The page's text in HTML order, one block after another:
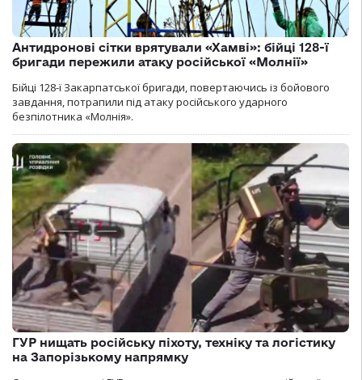
Антидронові сітки врятували «Хамві»: бійці 128-ї
бригади пережили атаку російської «Молнії»
Бійці 128-ї Закарпатської бригади, повертаючись із бойового
завдання, потрапили під атаку російського ударного
безпілотника «Молнія».
ГУР нищать російську піхоту, техніку та логістику
на Запорізькому напрямку